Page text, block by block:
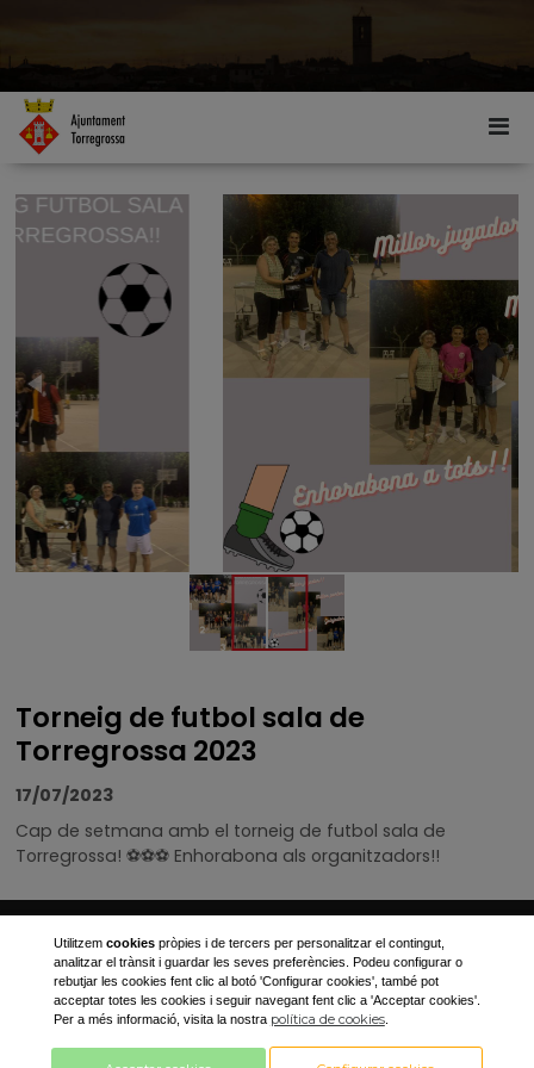
Torneig de futbol sala de
Torregrossa 2023
17/07/2023
Cap de setmana amb el torneig de futbol sala de
Torregrossa!⚽️⚽️⚽️ Enhorabona als organitzadors!!
Ajuntament de Torregrossa
Plaça Canalejas, 1
973 170 001
Utilitzem cookiespròpies i de tercers per personalitzar el contingut,
analitzar el trànsit i guardar les seves preferències. Podeu configurar o
rebutjar les cookies fent clic al botó 'Configurar cookies', també pot
acceptar totes les cookies i seguir navegant fent clic a 'Acceptar cookies'.
Per a més informació, visita la nostra política de cookies.